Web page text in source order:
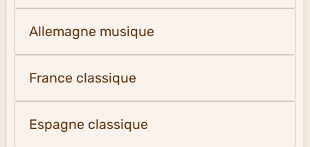
Allemagne musique
France classique
Espagne classique